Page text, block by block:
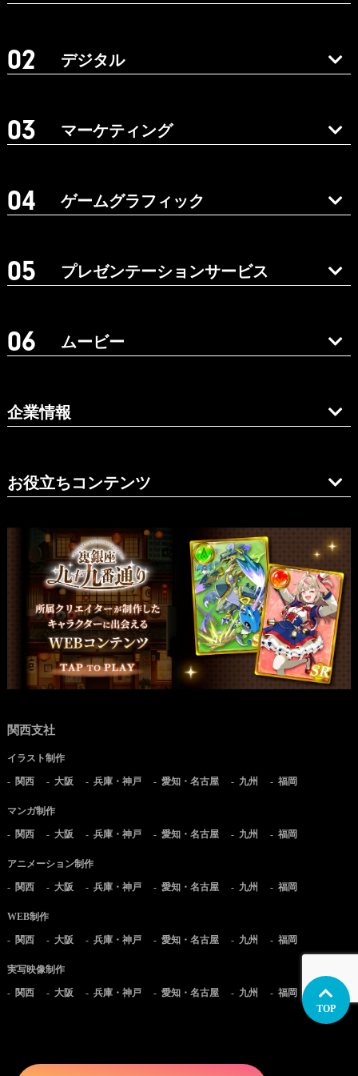
TOP
デジタル
マーケティング
ゲームグラフィック
プレゼンテーションサービス
ムービー
企業情報
お役立ちコンテンツ
関西支社
イラスト制作
関西 大阪 兵庫・神戸 愛知・名古屋 九州 福岡
マンガ制作
関西 大阪 兵庫・神戸 愛知・名古屋 九州 福岡
アニメーション制作
関西 大阪 兵庫・神戸 愛知・名古屋 九州 福岡
WEB制作
関西 大阪 兵庫・神戸 愛知・名古屋 九州 福岡
実写映像制作
関西 大阪 兵庫・神戸 愛知・名古屋 九州 福岡